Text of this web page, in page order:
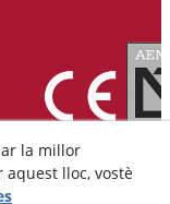
la millor
lloc, vostè